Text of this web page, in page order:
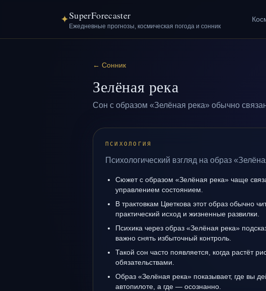
✦SuperForecaster
Ежедневные прогнозы, космическая погода и сонник
← Сонник
Зелёная река
Сон с образом «Зелёная река» обычно
ПСИХОЛОГИЯ
Психологический взгляд на образ
Сюжет с образом «Зелёная река» чаще
управлением состоянием.
В трактовкам Цветкова этот образ обычно
практический исход и жизненные развилки.
Психика через образ «Зелёная река»
важно снять избыточный контроль.
Такой сон часто появляется, когда растёт
обязательствами.
Образ «Зелёная река» показывает, где вы
автопилоте, а где — осознанно.